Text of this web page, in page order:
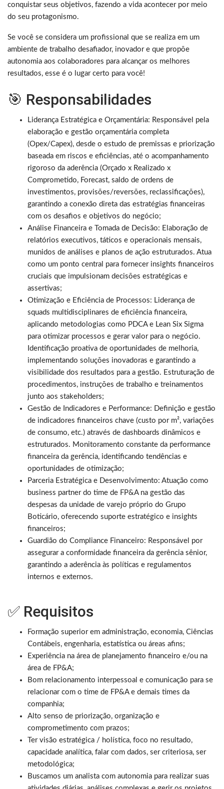
conquistar seus objetivos, fazendo a vida acontecer por meio
do seu protagonismo.
Se você se considera um profissional que se realiza em um
ambiente de trabalho desafiador, inovador e que propõe
autonomia aos colaboradores para alcançar os melhores
resultados, esse é o lugar certo para você!
🎯 Responsabilidades
Liderança Estratégica e Orçamentária: Responsável pela
elaboração e gestão orçamentária completa
(Opex/Capex), desde o estudo de premissas e priorização
baseada em riscos e eficiências, até o acompanhamento
rigoroso da aderência (Orçado x Realizado x
Comprometido, Forecast, saldo de ordens de
investimentos, provisões/reversões, reclassificações),
garantindo a conexão direta das estratégias financeiras
com os desafios e objetivos do negócio;
Análise Financeira e Tomada de Decisão: Elaboração de
relatórios executivos, táticos e operacionais mensais,
munidos de análises e planos de ação estruturados. Atua
como um ponto central para fornecer insights financeiros
cruciais que impulsionam decisões estratégicas e
assertivas;
Otimização e Eficiência de Processos: Liderança de
squads multidisciplinares de eficiência financeira,
aplicando metodologias como PDCA e Lean Six Sigma
para otimizar processos e gerar valor para o negócio.
Identificação proativa de oportunidades de melhoria,
implementando soluções inovadoras e garantindo a
visibilidade dos resultados para a gestão. Estruturação de
procedimentos, instruções de trabalho e treinamentos
junto aos stakeholders;
Gestão de Indicadores e Performance: Definição e gestão
de indicadores financeiros chave (custo por m², variações
de consumo, etc.) através de dashboards dinâmicos e
estruturados. Monitoramento constante da performance
financeira da gerência, identificando tendências e
oportunidades de otimização;
Parceria Estratégica e Desenvolvimento: Atuação como
business partner do time de FP&A na gestão das
despesas da unidade de varejo próprio do Grupo
Boticário, oferecendo suporte estratégico e insights
financeiros;
Guardião do Compliance Financeiro: Responsável por
assegurar a conformidade financeira da gerência sênior,
garantindo a aderência às políticas e regulamentos
internos e externos.
✅ Requisitos
Formação superior em administração, economia, Ciências
Contábeis, engenharia, estatística ou áreas afins;
Experiência na área de planejamento financeiro e/ou na
área de FP&A;
Bom relacionamento interpessoal e comunicação para se
relacionar com o time de FP&A e demais times da
companhia;
Alto senso de priorização, organização e
comprometimento com prazos;
Ter visão estratégica / holística, foco no resultado,
capacidade analítica, falar com dados, ser criteriosa, ser
metodológica;
Buscamos um analista com autonomia para realizar suas